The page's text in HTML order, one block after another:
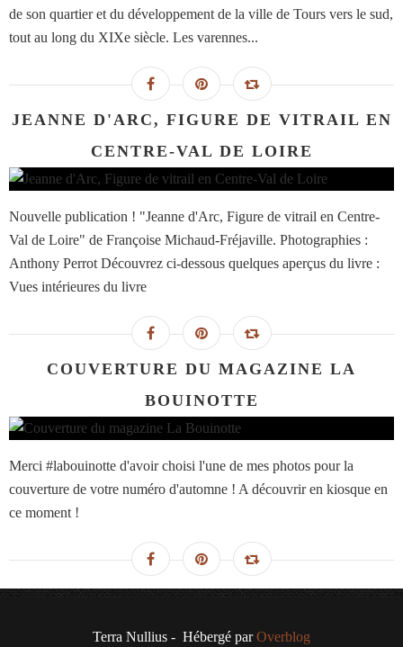
de son quartier et du développement de la ville de Tours vers le sud,
tout au long du XIXe siècle. Les varennes...
JEANNE D'ARC, FIGURE DE VITRAIL EN
CENTRE-VAL DE LOIRE
Nouvelle publication ! "Jeanne d'Arc, Figure de vitrail en Centre-
Val de Loire" de Françoise Michaud-Fréjaville. Photographies :
Anthony Perrot Découvrez ci-dessous quelques aperçus du livre :
Vues intérieures du livre
COUVERTURE DU MAGAZINE LA
BOUINOTTE
Merci #labouinotte d'avoir choisi l'une de mes photos pour la
couverture de votre numéro d'automne ! A découvrir en kiosque en
ce moment !
Terra Nullius - Hébergé parOverblog